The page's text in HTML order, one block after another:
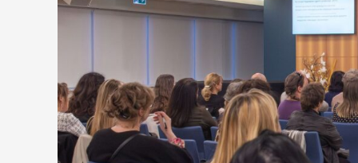
mondanak
ADHD-
ról? Szakértők
beszéltek
a